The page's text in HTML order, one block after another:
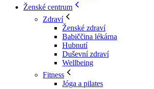
Ženské centrum
Zdraví
Ženské zdraví
Babiččina lékárna
Hubnutí
Duševní zdraví
Wellbeing
Fitness
Jóga a pilates